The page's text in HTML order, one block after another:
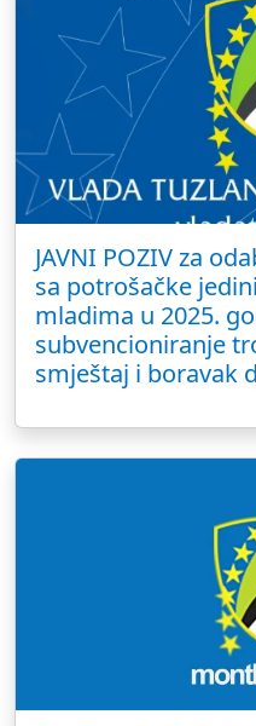
JAVNI POZIV za
sa potrošačke
mladima u 2025.
subvencioniranje
smještaj i boravak